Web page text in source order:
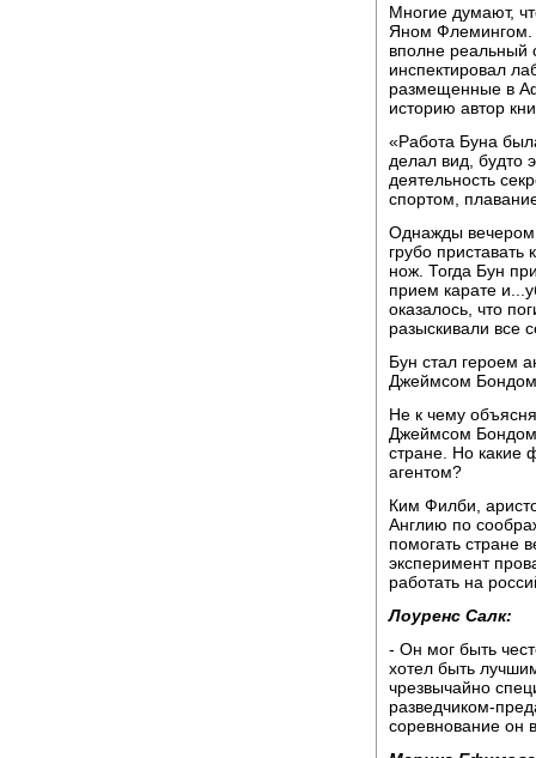
Многие думают,
Яном Флемингом.
вполне реальный
инспектировал
размещенные в
историю автор
«Работа Буна
делал вид, будто
деятельность
спортом,
Однажды вечером,
грубо приставать
нож. Тогда Бун
прием карате
оказалось, что
разыскивали все
Бун стал героем
Джеймсом
Не к чему
Джеймсом
стране. Но какие
агентом?
Ким Филби,
Англию по
помогать стране
эксперимент
работать на
Лоуренс Салк:
- Он мог быть
хотел быть
чрезвычайно
разведчиком-
соревнование он